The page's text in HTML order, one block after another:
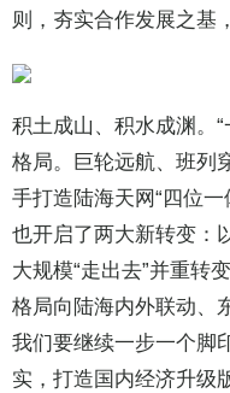
则，夯实合作发展之基
积土成山、积水成渊。
格局。巨轮远航、班列
手打造陆海天网“四位
也开启了两大新转变：
大规模“走出去”并重转
格局向陆海内外联动、
我们要继续一步一个脚
实，打造国内经济升级